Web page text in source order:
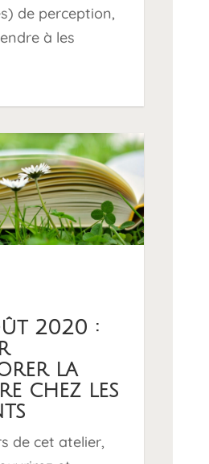
de perception,
à les
2020 :
la
chez les
de cet atelier,